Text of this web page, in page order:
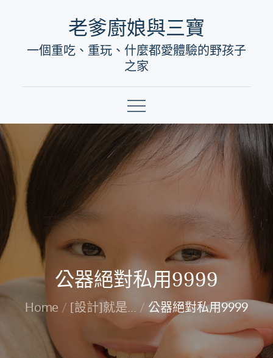
content
老爹廚娘與三寶
一個重吃、重玩、什麼都愛體驗的野孩子
之家
公器絕對私用9999
Home [設計]就是... 公器絕對私用9999